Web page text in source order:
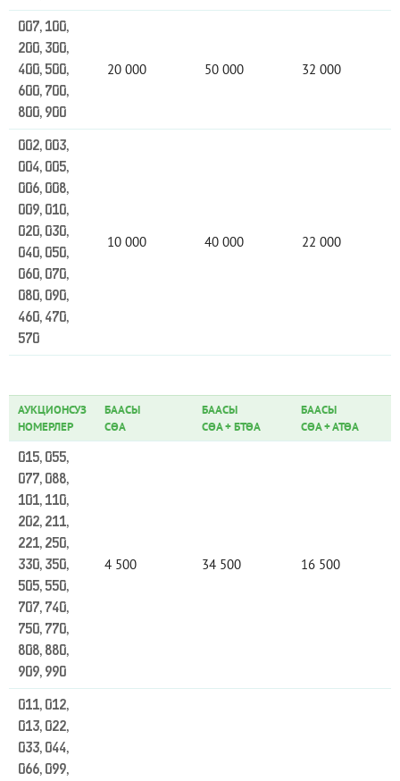
007, 100,
200, 300,
400, 500,
600, 700,
800, 900
20 000 50 000 32 000
002, 003,
004, 005,
006, 008,
009, 010,
020, 030,
040, 050,
060, 070,
080, 090,
460, 470,
570
10 000 40 000 22 000
АУКЦИОНСУЗ
НОМЕРЛЕР
БААСЫ
СӨА
БААСЫ
СӨА+БТӨА
БААСЫ
СӨА+АТӨА
015, 055,
077, 088,
101, 110,
202, 211,
221, 250,
330, 350,
505, 550,
707, 740,
750, 770,
808, 880,
909, 990
4 500 34 500 16 500
011, 012,
013, 022,
033, 044,
066, 099,